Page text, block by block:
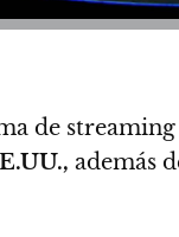
de streaming
además